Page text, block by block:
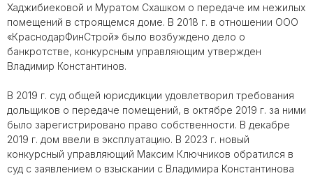
Хаджибиековой и Муратом Схашком о передаче им нежилых
помещений в строящемся доме. В 2018 г. в отношении ООО
«КраснодарФинСтрой» было возбуждено дело о
банкротстве, конкурсным управляющим утвержден
Владимир Константинов.
В 2019 г. суд общей юрисдикции удовлетворил требования
дольщиков о передаче помещений, в октябре 2019 г. за ними
было зарегистрировано право собственности. В декабре
2019 г. дом ввели в эксплуатацию. В 2023 г. новый
конкурсный управляющий Максим Ключников обратился в
суд с заявлением о взыскании с Владимира Константинова